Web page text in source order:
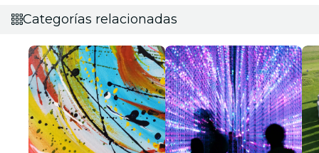
Categorías relacionadas